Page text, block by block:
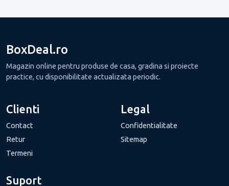
BoxDeal.ro
Magazin online pentru produse de casa, gradina si proiecte
practice, cu disponibilitate actualizata periodic.
Clienti
Contact
Retur
Termeni
Legal
Confidentialitate
Sitemap
Suport